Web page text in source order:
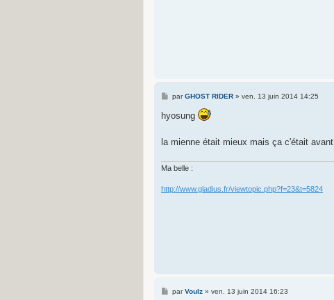
M
s
e
parGHOST RIDER» ven. 13 juin 2014 14:25
hyosung
la mienne était mieux mais ça c'était avant
Ma belle :
http://www.gladius.fr/viewtopic.php?f=23&t=5824
MparVoulz» ven. 13 juin 2014 16:23